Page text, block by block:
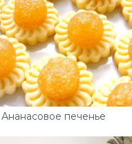
Ананасовое печенье